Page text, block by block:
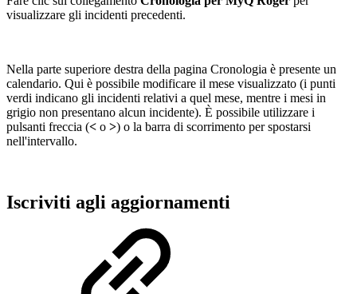
visualizzare gli incidenti precedenti.
Nella parte superiore destra della pagina Cronologia è presente un
calendario. Qui è possibile modificare il mese visualizzato (i punti
verdi indicano gli incidenti relativi a quel mese, mentre i mesi in
grigio non presentano alcun incidente). È possibile utilizzare i
pulsanti freccia (< o >) o la barra di scorrimento per spostarsi
nell'intervallo.
Iscriviti agli aggiornamenti